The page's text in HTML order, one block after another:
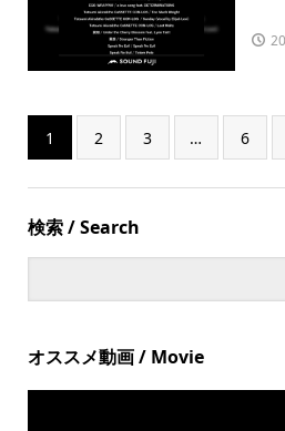
1 2 3 … 6
検索 / Search
オススメ動画 / Movie